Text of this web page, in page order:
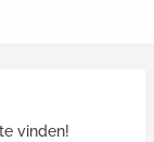
vinden!